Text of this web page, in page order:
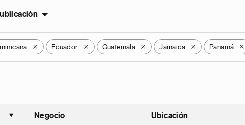
X Ecuador X Guatemala X Jamaica X Panamá X
Ordenar ascendente
Negocio Ubicación